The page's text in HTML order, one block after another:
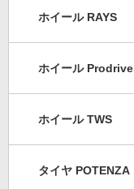
ホイール RAYS
ホイール Prodrive
ホイール TWS
タイヤ POTENZA